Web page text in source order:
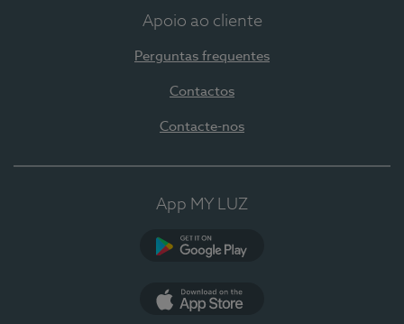
Apoio ao cliente
Perguntas frequentes
Contactos
Contacte-nos
App MY LUZ